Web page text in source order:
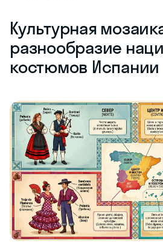
Культурная
разнообразие
костюмов Испании